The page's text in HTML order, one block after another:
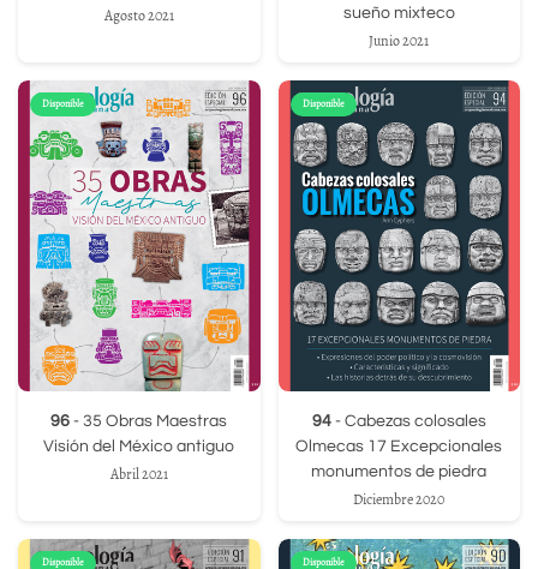
Agosto 2021
sueño mixteco
Junio 2021
Disponible
96 - 35 Obras Maestras
Visión del México antiguo
Abril 2021
Disponible
94- Cabezas colosales
Olmecas 17 Excepcionales
monumentos de piedra
Diciembre 2020
Disponible Disponible